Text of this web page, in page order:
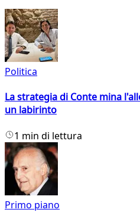
Politica
La strategia di Conte mina
un labirinto
1 min di lettura
Primo piano